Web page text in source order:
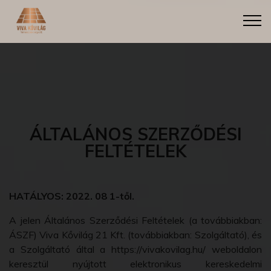
ÁLTALÁNOS SZERZŐDÉSI
FELTÉTELEK
HATÁLYOS: 2022. 08 1-től.
A jelen Általános Szerződési Feltételek (a továbbiakban:
ÁSZF) Viva Kővilág 21 Kft. (továbbiakban: Szolgáltató), és
a Szolgáltató által a https://vivakovilag.hu/ weboldalon
keresztül nyújtott elektronikus kereskedelmi